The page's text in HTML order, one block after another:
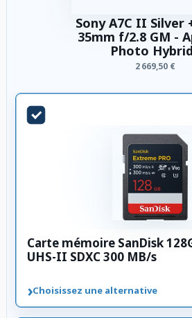
Sony A7C II Silver
35mm f/2.8 GM -
Photo
2 669,50 €
Carte mémoire SanDisk
UHS-II SDXC 300 MB/s
›Choisissez une alternative